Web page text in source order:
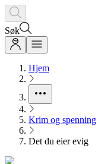
Søk
Hjem
Krim og spenning
Det du eier evig